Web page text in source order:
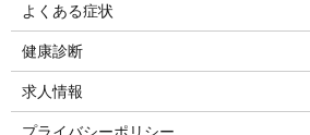
よくある症状
健康診断
求人情報